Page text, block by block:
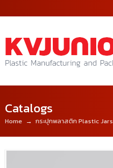
Catalogs
Home → กระปุกพลาสติก Plastic Jars